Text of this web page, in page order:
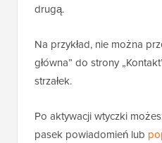
drugą.
Na przykład, nie można
główna” do strony
strzałek.
Po aktywacji wtyczki
pasek powiadomień lub